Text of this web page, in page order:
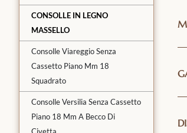
CONSOLLE IN LEGNO
MASSELLO
Consolle Viareggio Senza
Cassetto Piano Mm 18
Squadrato
Consolle Versilia Senza Cassetto
Piano 18 Mm A Becco Di
Civetta